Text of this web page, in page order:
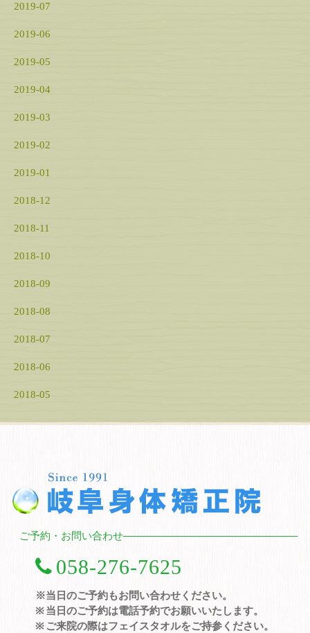
2019-07
2019-06
2019-05
2019-04
2019-03
2019-02
2019-01
2018-12
2018-11
2018-10
2018-09
2018-08
2018-07
2018-06
2018-05
ご予約・お問い合わせ
058-276-7625
※当日のご予約もお問い合わせください。
当日のご予約は電話予約でお願いいたします。
ご来院の際はフェイスタオルをご持参ください。